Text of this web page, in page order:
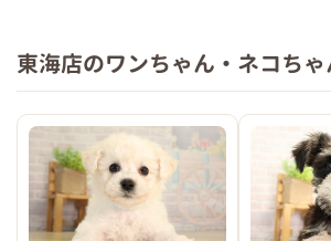
東海店のワンちゃん・ネコち